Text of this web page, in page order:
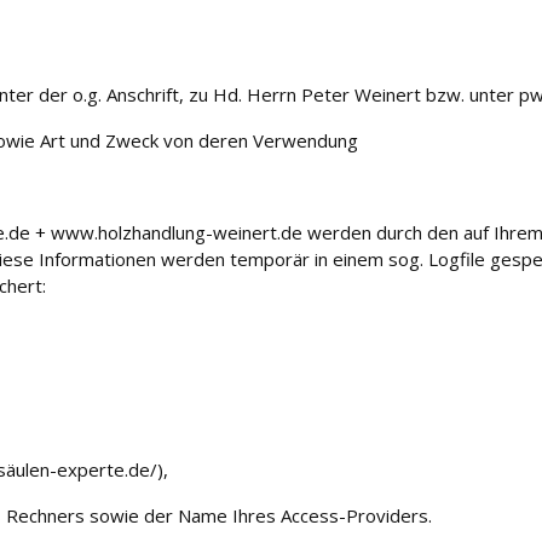
der o.g. Anschrift, zu Hd. Herrn Peter Weinert bzw. unter
Art und Zweck von deren Verwendung
+ www.holzhandlung-weinert.de werden durch den auf
Informationen werden temporär in einem sog. Logfile
experte.de/),
sowie der Name Ihres Access-Providers.